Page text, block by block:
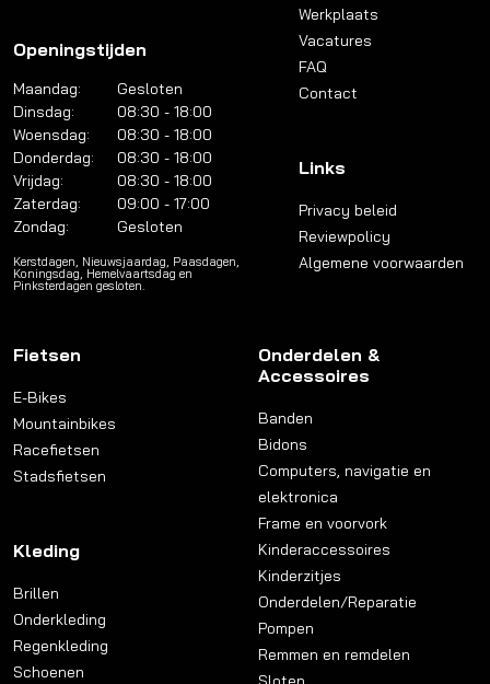
Openingstijden
Maandag:
Gesloten
Dinsdag:
08:30 - 18:00
Woensdag:
08:30 - 18:00
Donderdag:
08:30 - 18:00
Vrijdag:
08:30 - 18:00
Zaterdag:
09:00 - 17:00
Zondag:
Gesloten
Kerstdagen, Nieuwsjaardag, Paasdagen,
Koningsdag, Hemelvaartsdag en
Pinksterdagen gesloten.
Werkplaats
Vacatures
FAQ
Contact
Links
Privacy beleid
Reviewpolicy
Algemene voorwaarden
Fietsen
E-Bikes
Mountainbikes
Racefietsen
Stadsfietsen
Kleding
Brillen
Onderkleding
Regenkleding
Schoenen
Onderdelen &
Accessoires
Banden
Bidons
Computers, navigatie en
elektronica
Frame en voorvork
Kinderaccessoires
Kinderzitjes
Onderdelen/Reparatie
Pompen
Remmen en remdelen